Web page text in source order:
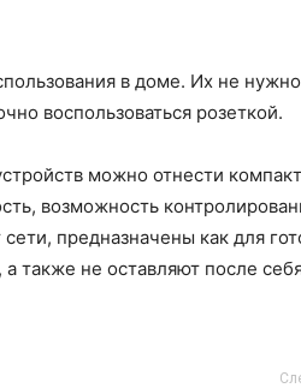
в доме. Их не нужно
воспользоваться розеткой.
можно отнести
возможность
предназначены как для
также не оставляют после